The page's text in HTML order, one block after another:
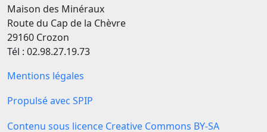
Maison des Minéraux
Route du Cap de la Chèvre
29160 Crozon
Tél : 02.98.27.19.73
Mentions légales
Propulsé avec SPIP
Contenu sous licence Creative Commons BY-SA